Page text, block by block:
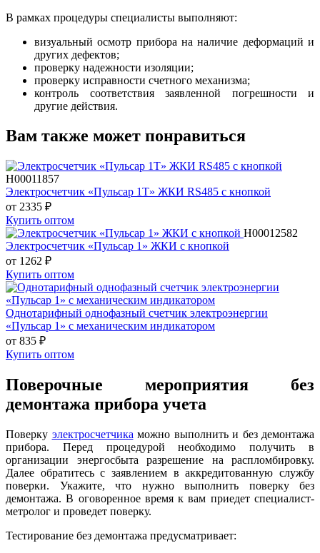
В рамках процедуры специалисты выполняют:
визуальный осмотр прибора на наличие деформаций и
других дефектов;
проверку надежности изоляции;
проверку исправности счетного механизма;
контроль соответствия заявленной погрешности и
другие действия.
Вам также может понравиться
H00011857
Электросчетчик «Пульсар 1Т» ЖКИ RS485 с кнопкой
от 2335 ₽
Купить оптом
Н00012582
Электросчетчик «Пульсар 1» ЖКИ с кнопкой
от 1262 ₽
Купить оптом
Однотарифный однофазный счетчик электроэнергии
«Пульсар 1» с механическим индикатором
от 835 ₽
Купить оптом
Поверочные мероприятия без
демонтажа прибора учета
Поверку электросчетчика можно выполнить и без демонтажа
прибора. Перед процедурой необходимо получить в
организации энергосбыта разрешение на распломбировку.
Далее обратитесь с заявлением в аккредитованную службу
поверки. Укажите, что нужно выполнить поверку без
демонтажа. В оговоренное время к вам приедет специалист-
метролог и проведет поверку.
Тестирование без демонтажа предусматривает: